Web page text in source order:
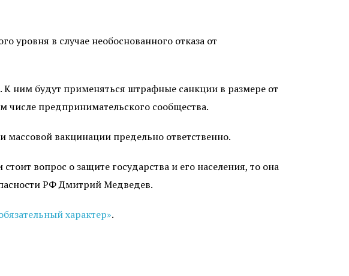
уровня в случае необоснованного отказа от
ним будут применяться штрафные санкции в размере от
числе предпринимательского сообщества.
массовой вакцинации предельно ответственно.
вопрос о защите государства и его населения, то она
РФ Дмитрий Медведев.
характер».